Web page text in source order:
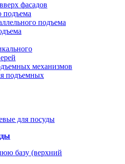
фасадов
подъема
подъема
механизмов
подъемных
базу (верхний